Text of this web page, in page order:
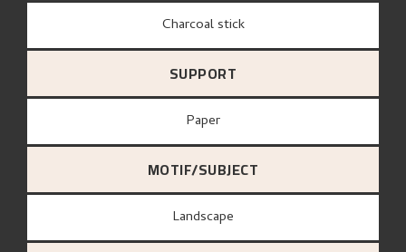
Charcoal stick
SUPPORT
paper
MOTIF/SUBJECT
Landscape